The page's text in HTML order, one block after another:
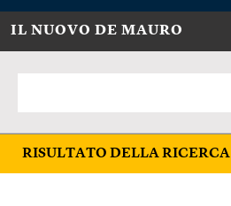
IL NUOVO DE MAURO
RISULTATO DELLA RICERCA